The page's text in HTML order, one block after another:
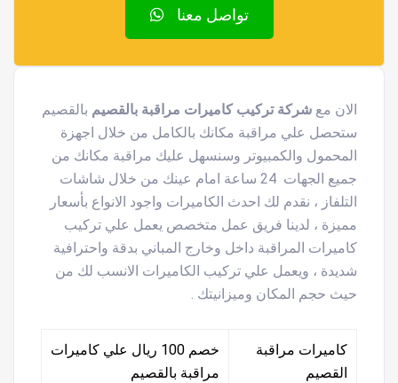
تواصل معنا
الان مع شركة تركيب كاميرات مراقبة بالقصيم بالقصيم
ستحصل علي مراقبة مكانك بالكامل من خلال اجهزة
المحمول والكمبيوتر وسنسهل عليك مراقبة مكانك من
جميع الجهات 24 ساعة امام عينك من خلال شاشات
التلفاز ، نقدم لك احدث الكاميرات واجود الانواع بأسعار
مميزة ، لدينا فريق عمل متخصص يعمل علي تركيب
كاميرات المراقبة داخل وخارج المباني بدقة واحترافية
شديدة ، ويعمل علي تركيب الكاميرات الانسب لك من
حيث حجم المكان وميزانيتك .
كاميرات مراقبة
القصيم
خصم 100 ريال علي كاميرات
مراقبة بالقصيم